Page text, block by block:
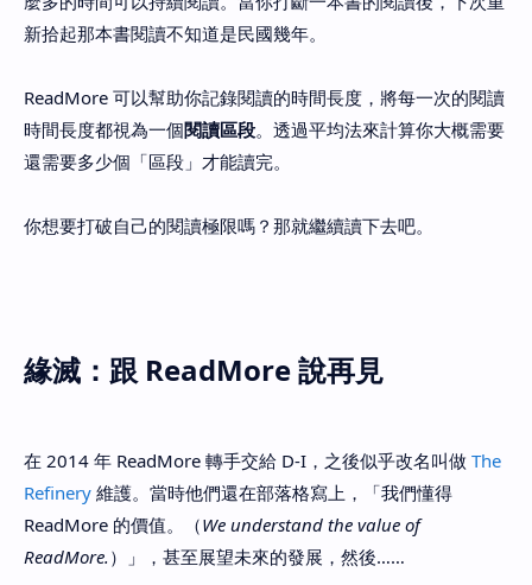
新拾起那本書閱讀不知道是民國幾年。
ReadMore 可以幫助你記錄閱讀的時間長度，將每一次的閱讀
時間長度都視為一個閱讀區段。透過平均法來計算你大概需要
還需要多少個「區段」才能讀完。
你想要打破自己的閱讀極限嗎？那就繼續讀下去吧。
緣滅：跟 ReadMore 說再見
在 2014 年 ReadMore 轉手交給 D-I，之後似乎改名叫做 The
Refinery 維護。當時他們還在部落格寫上，「我們懂得
ReadMore 的價值。（We understand the value of
ReadMore. ）」，甚至展望未來的發展，然後……